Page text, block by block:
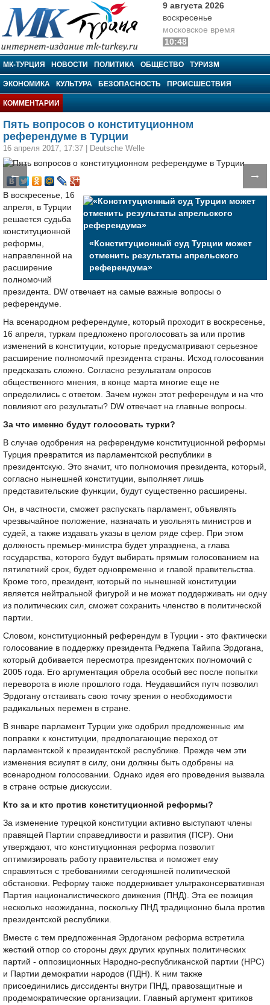
МК-Турция
9 августа 2026
воскресенье
московское время
10:48
МК-ТУРЦИЯ НОВОСТИ ПОЛИТИКА ОБЩЕСТВО ТУРИЗМ
ЭКОНОМИКА КУЛЬТУРА БЕЗОПАСНОСТЬ ПРОИСШЕСТВИЯ
КОММЕНТАРИИ
Пять вопросов о конституционном
референдуме в Турции
16 апреля 2017, 17:37 Deutsche Welle
← →
«Конституционный суд Турции может
отменить результаты апрельского
референдума»
В воскресенье, 16
апреля, в Турции
решается судьба
конституционной
реформы,
направленной на
расширение
полномочий
президента. DW отвечает на самые важные вопросы о
референдуме.
На всенародном референдуме, который проходит в воскресенье,
16 апреля, туркам предложено проголосовать за или против
изменений в конституции, которые предусматривают серьезное
расширение полномочий президента страны. Исход голосования
предсказать сложно. Согласно результатам опросов
общественного мнения, в конце марта многие еще не
определились с ответом. Зачем нужен этот референдум и на что
повлияют его результаты? DW отвечает на главные вопросы.
За что именно будут голосовать турки?
В случае одобрения на референдуме конституционной реформы
Турция превратится из парламентской республики в
президентскую. Это значит, что полномочия президента, который,
согласно нынешней конституции, выполняет лишь
представительские функции, будут существенно расширены.
Он, в частности, сможет распускать парламент, объявлять
чрезвычайное положение, назначать и увольнять министров и
судей, а также издавать указы в целом ряде сфер. При этом
должность премьер-министра будет упразднена, а глава
государства, которого будут выбирать прямым голосованием на
пятилетний срок, будет одновременно и главой правительства.
Кроме того, президент, который по нынешней конституции
является нейтральной фигурой и не может поддерживать ни одну
из политических сил, сможет сохранить членство в политической
партии.
Словом, конституционный референдум в Турции - это фактически
голосование в поддержку президента Реджепа Тайипа Эрдогана,
который добивается пересмотра президентских полномочий с
2005 года. Его аргументация обрела особый вес после попытки
переворота в июле прошлого года. Неудавшийся путч позволил
Эрдогану отстаивать свою точку зрения о необходимости
радикальных перемен в стране.
В январе парламент Турции уже одобрил предложенные им
поправки к конституции, предполагающие переход от
парламентской к президентской республике. Прежде чем эти
изменения всиупят в силу, они должны быть одобрены на
всенародном голосовании. Однако идея его проведения вызвала
в стране острые дискуссии.
Кто за и кто против конституционной реформы?
За изменение турецкой конституции активно выступают члены
правящей Партии справедливости и развития (ПСР). Они
утверждают, что конституционная реформа позволит
оптимизировать работу правительства и поможет ему
справляться с требованиями сегодняшней политической
обстановки. Реформу также поддерживает ультраконсервативная
Партия националистического движения (ПНД). Эта ее позиция
несколько неожиданна, поскольку ПНД традиционно была против
президентской республики.
Вместе с тем предложенная Эрдоганом реформа встретила
жесткий отпор со стороны двух других крупных политических
партий - оппозиционных Народно-республиканской партии (НРС)
и Партии демократии народов (ПДН). К ним также
присоединились диссиденты внутри ПНД, правозащитные и
продемократические организации. Главный аргумент критиков